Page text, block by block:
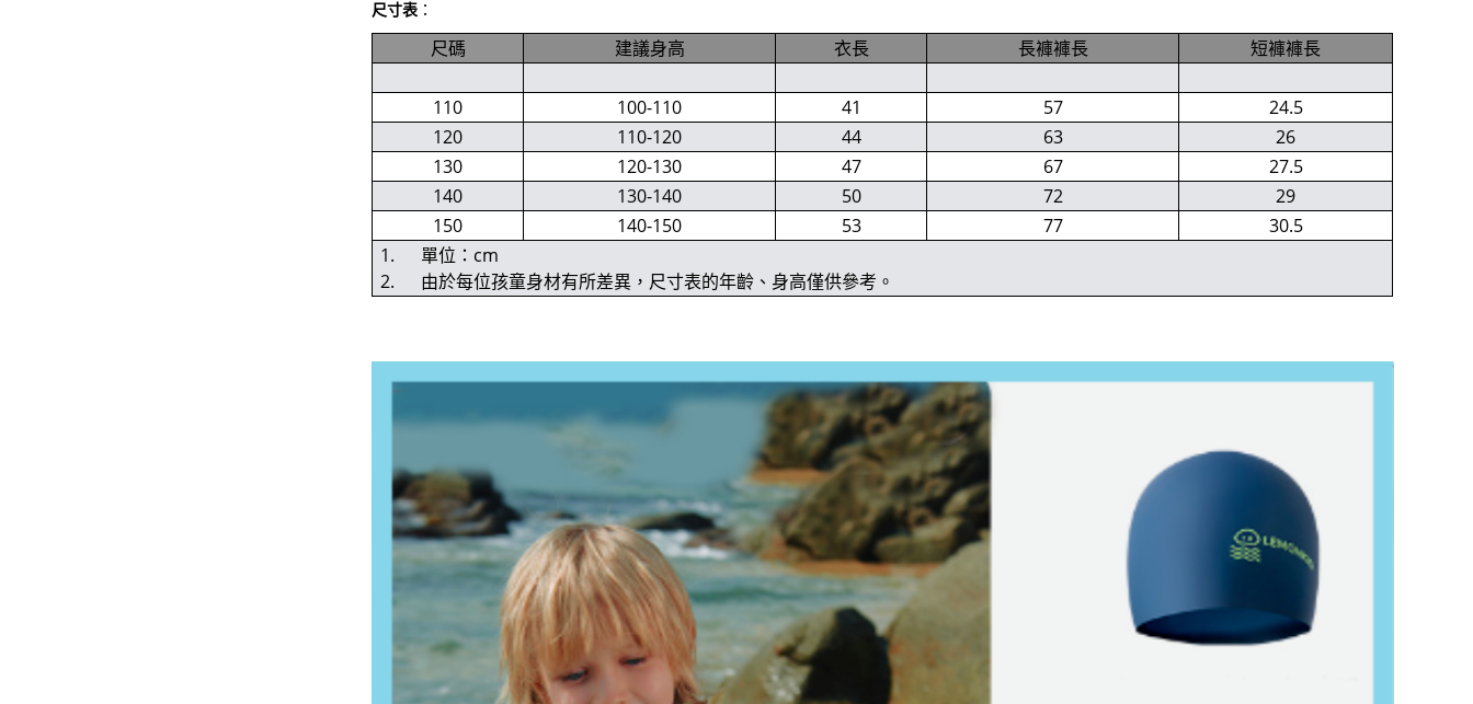
尺寸表 ：
尺碼 建議身高 衣長 長褲褲長 短褲褲長
110 100-110 41 57
24.5
120
110-120 44 63
26
130
120-130 47 67
27.5
140
130-140 50 72
29
150
140-150 53 77
30.5
1. 單位：cm
2. 由於每位孩童身材有所差異，尺寸表的年齡、身高僅供參考。